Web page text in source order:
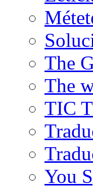
The
The
TIC
You